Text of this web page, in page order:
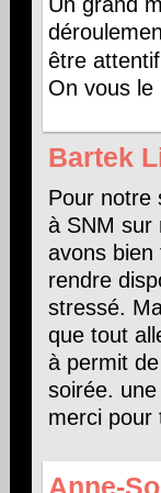
être
On vous le
Bartek
Pour notre
à SNM sur
avons
rendre
stressé.
que tout
à permit
soirée.
merci
Anne-